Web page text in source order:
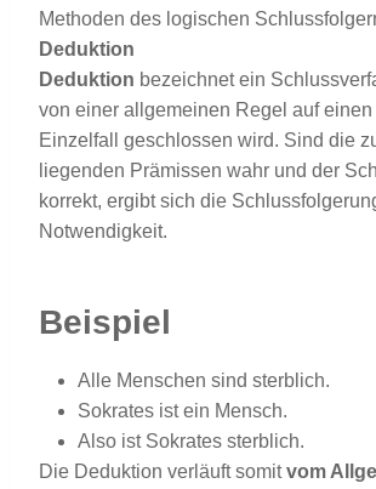
Methoden des logischen
Deduktion
Deduktion bezeichnet ein
von einer allgemeinen Regel auf einen
Einzelfall geschlossen wird. Sind die
liegenden Prämissen wahr und der
korrekt, ergibt sich die
Notwendigkeit.
Beispiel
Alle Menschen sind sterblich.
Sokrates ist ein Mensch.
Also ist Sokrates sterblich.
Die Deduktion verläuft somitvom